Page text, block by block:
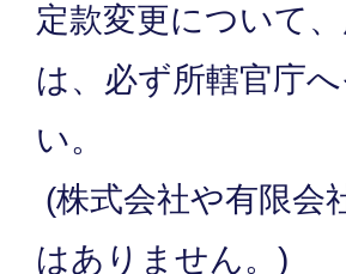
定款変更について
は、必ず所轄官庁
い。
(株式会社や有限会
はありません。)